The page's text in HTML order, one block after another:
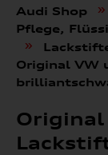
Audi Shop »
Pflege,
»
Original VW